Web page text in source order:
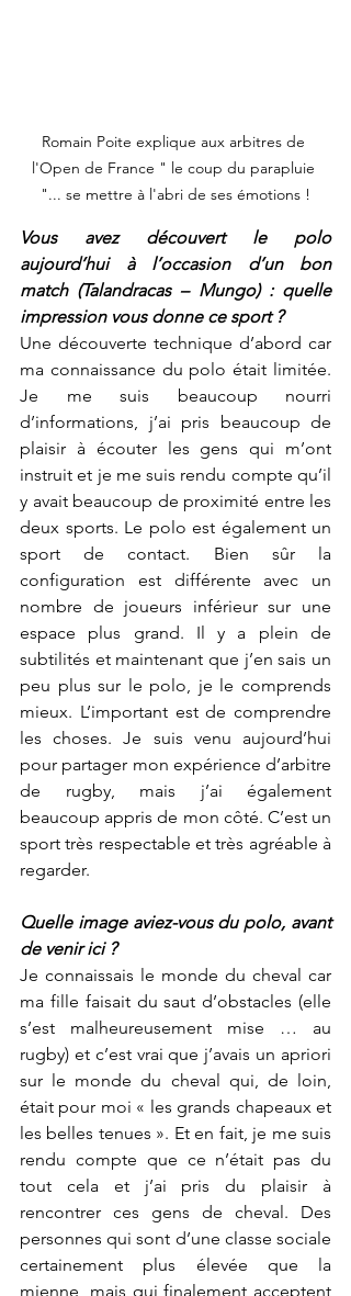
Romain Poite explique aux arbitres de
l'Open de France " le coup du parapluie
"... se mettre à l'abri de ses émotions !
Vous avez découvert le polo
aujourd’hui à l’occasion d’un bon
match (Talandracas – Mungo) : quelle
impression vous donne ce sport ?
Une découverte technique d’abord car
ma connaissance du polo était limitée.
Je me suis beaucoup nourri
d’informations, j’ai pris beaucoup de
plaisir à écouter les gens qui m’ont
instruit et je me suis rendu compte qu’il
y avait beaucoup de proximité entre les
deux sports. Le polo est également un
sport de contact. Bien sûr la
configuration est différente avec un
nombre de joueurs inférieur sur une
espace plus grand. Il y a plein de
subtilités et maintenant que j’en sais un
peu plus sur le polo, je le comprends
mieux. L’important est de comprendre
les choses. Je suis venu aujourd’hui
pour partager mon expérience d’arbitre
de rugby, mais j’ai également
beaucoup appris de mon côté. C’est un
sport très respectable et très agréable à
regarder.
Quelle image aviez-vous du polo, avant
de venir ici ?
Je connaissais le monde du cheval car
ma fille faisait du saut d’obstacles (elle
s’est malheureusement mise … au
rugby) et c’est vrai que j’avais un apriori
sur le monde du cheval qui, de loin,
était pour moi « les grands chapeaux et
les belles tenues ». Et en fait, je me suis
rendu compte que ce n’était pas du
tout cela et j’ai pris du plaisir à
rencontrer ces gens de cheval. Des
personnes qui sont d’une classe sociale
certainement plus élevée que la
mienne, mais qui finalement acceptent